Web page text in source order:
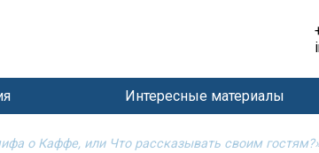
Интересные материалы
о Каффе, или Что рассказывать своим